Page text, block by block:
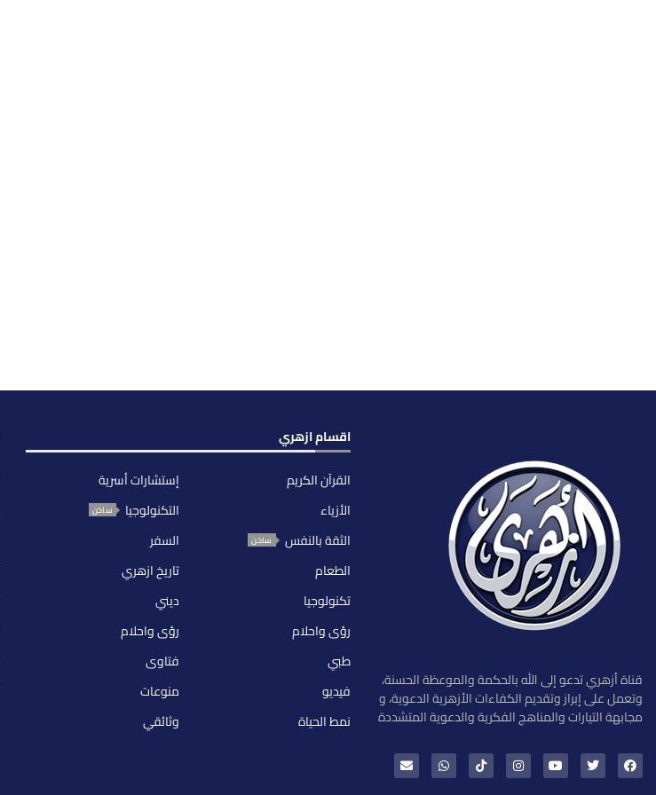
قناة أزهري تدعو إلى الله بالحكمة والموعظة الحسنة،
وتعمل على إبراز وتقديم الكفاءات الأزهرية الدعوية، و
مجابهة التيارات والمناهج الفكرية والدعوية المتشددة
اقسام ازهري
القرآن الكريم
إستشارات أسرية
الأزياء
التكنولوجيا ساخن
الثقة بالنفس ساخن
السفر
الطعام
تاريخ ازهري
تكنولوجيا
ديني
رؤى واحلام
رؤى واحلام
طبي
فتاوى
فيديو
منوعات
نمط الحياة
وثائقي